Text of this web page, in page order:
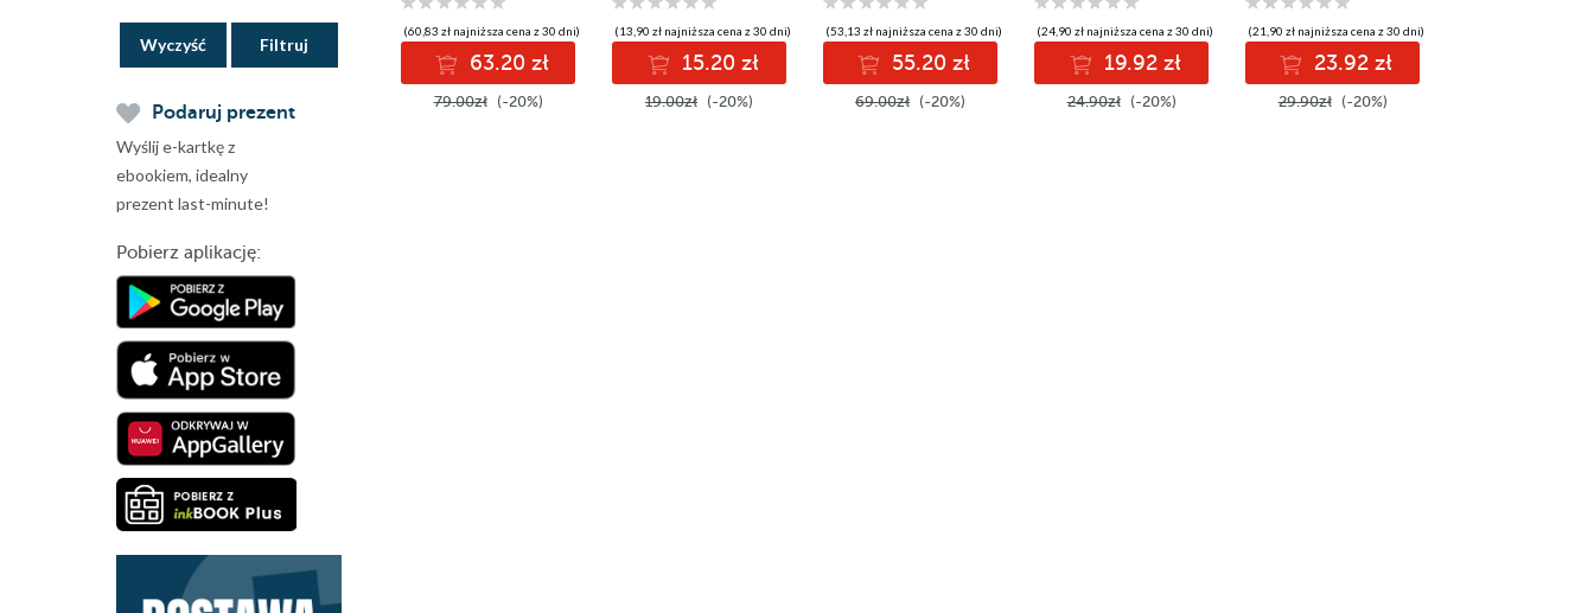
Wyczyść
Podaruj prezent
Wyślij e-kartkę z
ebookiem, idealny
prezent last-minute!
Pobierz aplikację:
(60,83 zł najniższa cena z 30 dni)
63.20 zł
79.00zł (-20%)
(13,90 zł najniższa cena z 30 dni)
15.20 zł
19.00zł (-20%)
(53,13 zł najniższa cena z 30 dni)
55.20 zł
69.00zł (-20%)
(24,90 zł najniższa cena z 30 dni)
19.92 zł
24.90zł (-20%)
(21,90 zł najniższa cena z 30 dni)
23.92 zł
29.90zł (-20%)